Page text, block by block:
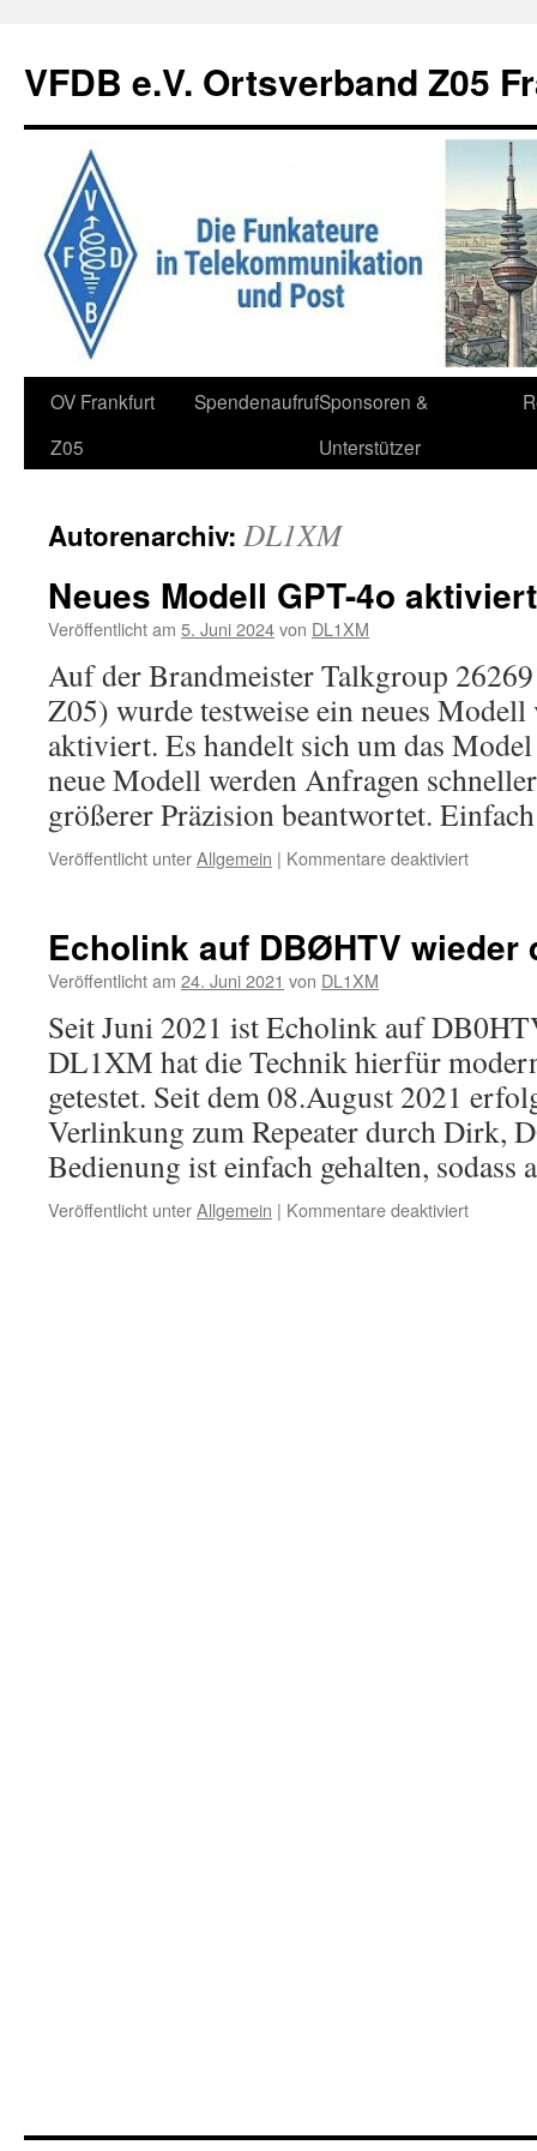
springen
VFDB e.V. Ortsverband Z05
OV Frankfurt
Z05
SpendenaufrufSponsoren &
Unterstützer
Autorenarchiv: DL1XM
Neues Modell GPT-4o
Veröffentlicht am 5. Juni 2024von DL1XM
Auf der Brandmeister Talkgroup
Z05) wurde testweise ein neues
aktiviert. Es handelt sich um das
neue Modell werden Anfragen
größerer Präzision beantwortet.
Veröffentlicht unterAllgemein | Kommentare deaktiviertfür
4o
Echolink auf DBØHTV wieder
Veröffentlicht am 24. Juni 2021 von DL1XM
Seit Juni 2021 ist Echolink auf
DL1XM hat die Technik hierfür
getestet. Seit dem 08.August 2021
Verlinkung zum Repeater durch Dirk,
Bedienung ist einfach gehalten,
Veröffentlicht unterAllgemein | Kommentare deaktiviertfür